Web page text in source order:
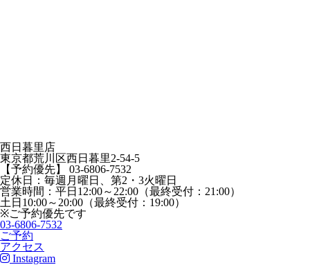
西日暮里店
東京都荒川区西日暮里2-54-5
【予約優先】 03-6806-7532
定休日：毎週月曜日、第2・3火曜日
営業時間：平日12:00～22:00（最終受付：21:00）
土日10:00～20:00（最終受付：19:00）
※ご予約優先です
03-6806-7532
ご予約
アクセス
Instagram